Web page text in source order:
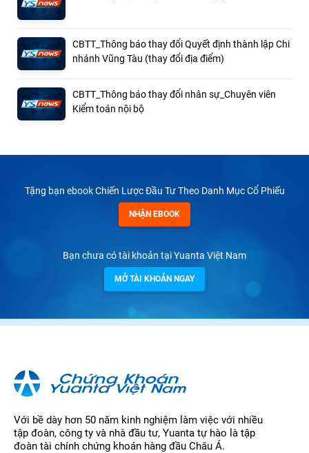
CBTT_Thông báo thay đổi Quyết định thành lập Chi
nhánh Vũng Tàu (thay đổi địa điểm)
CBTT_Thông báo thay đổi nhân sự_Chuyên viên
Kiểm toán nội bộ
Tặng bạn ebook Chiến Lược Đầu Tư Theo Danh Mục Cổ Phiếu
NHẬN EBOOK
Bạn chưa có tài khoản tại Yuanta Việt Nam
MỞ TÀI KHOẢN NGAY
Với bề dày hơn 50 năm kinh nghiệm làm việc với nhiều
tập đoàn, công ty và nhà đầu tư, Yuanta tự hào là tập
đoàn tài chính chứng khoán hàng đầu Châu Á.